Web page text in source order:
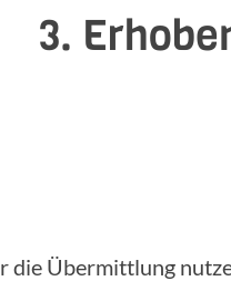
3.
die Übermittlung